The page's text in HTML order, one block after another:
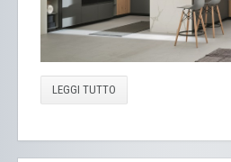
LEGGI TUTTO